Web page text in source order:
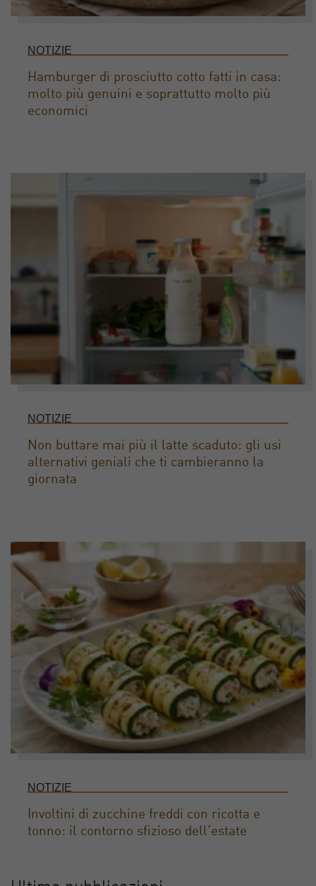
NOTIZIE
Hamburger di prosciutto cotto fatti in casa:
molto più genuini e soprattutto molto più
economici
NOTIZIE
Non buttare mai più il latte scaduto: gli usi
alternativi geniali che ti cambieranno la
giornata
NOTIZIE
Involtini di zucchine freddi con ricotta e
tonno: il contorno sfizioso dell’estate